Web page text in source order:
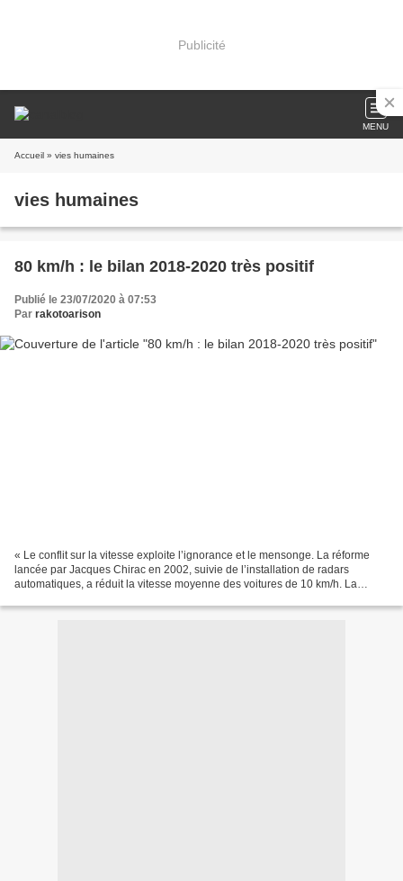
Publicité
MENU
Accueil » vies humaines
vies humaines
80 km/h : le bilan 2018-2020 très positif
Publié le 23/07/2020 à 07:53
Par rakotoarison
« Le conflit sur la vitesse exploite l’ignorance et le mensonge. La réforme
lancée par Jacques Chirac en 2002, suivie de l’installation de radars
automatiques, a réduit la vitesse moyenne des voitures de 10 km/h. La